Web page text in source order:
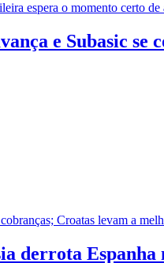
espera o momento certo
e Subasic se
Croatas levam a
derrota Espanha